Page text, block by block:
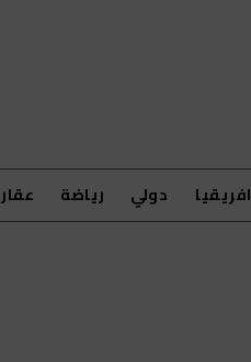
افريقيا دولي رياضة عقار